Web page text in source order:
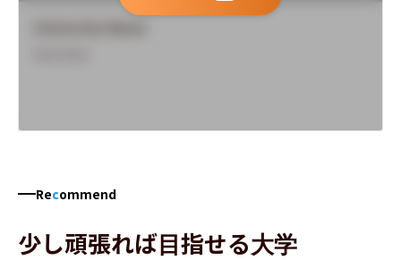
Recommend
少し頑張れば目指せる大学